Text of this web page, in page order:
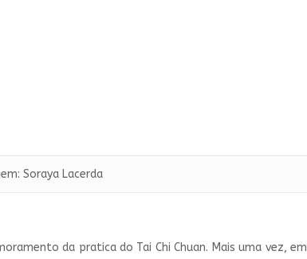
Soraya Lacerda
da pratica do Tai Chi Chuan. Mais uma vez,